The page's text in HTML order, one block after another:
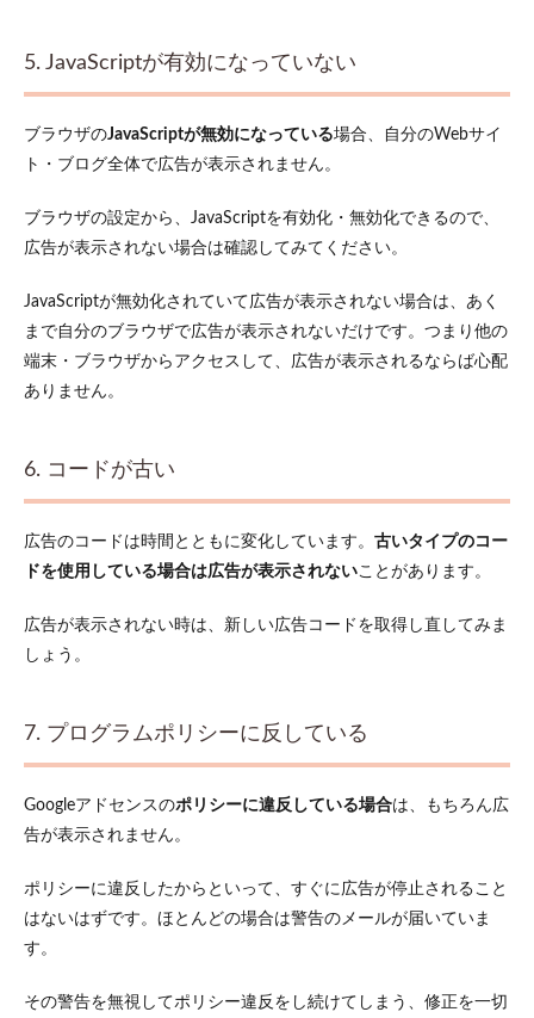
5. JavaScriptが有効になっていない
ブラウザのJavaScriptが無効になっている場合、自分のWebサイ
ト・ブログ全体で広告が表示されません。
ブラウザの設定から、JavaScriptを有効化・無効化できるので、
広告が表示されない場合は確認してみてください。
JavaScriptが無効化されていて広告が表示されない場合は、あく
まで自分のブラウザで広告が表示されないだけです。つまり他の
端末・ブラウザからアクセスして、広告が表示されるならば心配
ありません。
6. コードが古い
広告のコードは時間とともに変化しています。 古いタイプのコー
ドを使用している場合は広告が表示されないことがあります。
広告が表示されない時は、新しい広告コードを取得し直してみま
しょう。
7. プログラムポリシーに反している
Googleアドセンスのポリシーに違反している場合は、もちろん広
告が表示されません。
ポリシーに違反したからといって、すぐに広告が停止されること
はないはずです。ほとんどの場合は警告のメールが届いていま
す。
その警告を無視してポリシー違反をし続けてしまう、修正を一切